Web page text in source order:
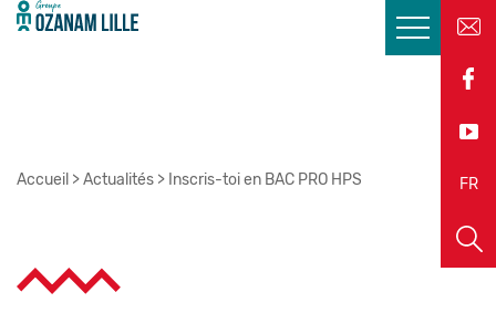
FR
EN
Accueil >Actualités > Inscris-toi en BAC PRO HPS